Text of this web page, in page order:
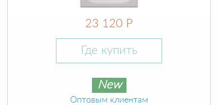
23 120 Р
Где купить
New
Оптовым клиентам